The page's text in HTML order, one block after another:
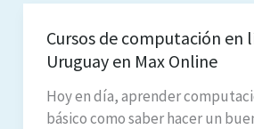
Uruguay:
la
tendencia
Cursos de computación en
Uruguay en Max Online
Hoy en día, aprender
básico como saber hacer un